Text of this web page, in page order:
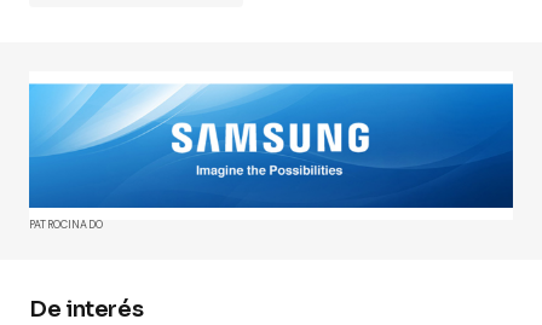
Tu dirección de correo electrónico no será
publicada.Los campos obligatorios están
marcados con*
Comment*
PATROCINADO
De interés